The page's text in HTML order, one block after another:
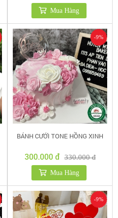
Mua Hàng
BÁNH CƯỚI TONE HỒNG XINH
300.000 đ 330.000 đ
-9%
Mua Hàng
-9%